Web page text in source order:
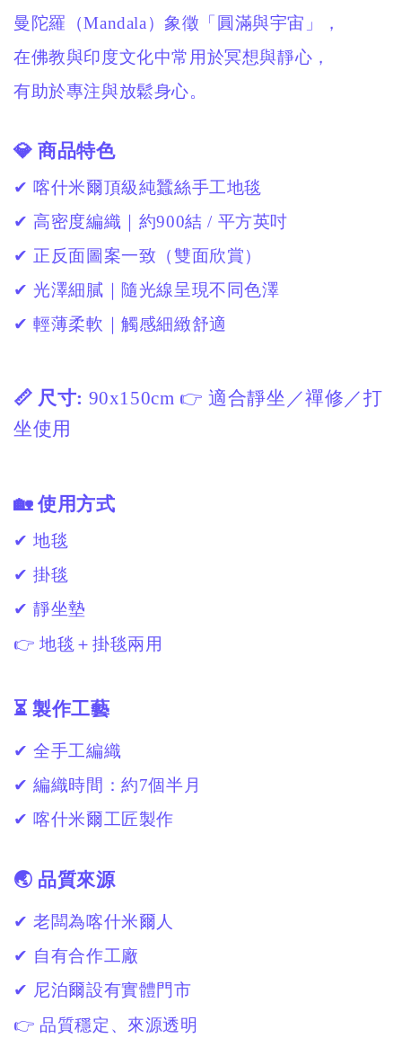
曼陀羅（Mandala）象徵「圓滿與宇宙」，
在佛教與印度文化中常用於冥想與靜心，
有助於專注與放鬆身心。
💎 商品特色
✔ 喀什米爾頂級純蠶絲手工地毯
✔ 高密度編織｜約900結 / 平方英吋
✔ 正反面圖案一致（雙面欣賞）
✔ 光澤細膩｜隨光線呈現不同色澤
✔ 輕薄柔軟｜觸感細緻舒適
📏 尺寸: 90x150cm 👉 適合靜坐／禪修／打
坐使用
🏡 使用方式
✔ 地毯
✔ 掛毯
✔ 靜坐墊
👉 地毯＋掛毯兩用
⏳ 製作工藝
✔ 全手工編織
✔ 編織時間：約7個半月
✔ 喀什米爾工匠製作
🌏 品質來源
✔ 老闆為喀什米爾人
✔ 自有合作工廠
✔ 尼泊爾設有實體門市
👉 品質穩定、來源透明